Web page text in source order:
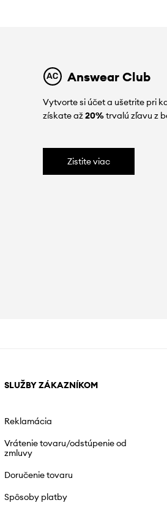
Answear Club
Vytvorte si účet a ušetrite pri
získate až20%trvalú zľavu z
Zistite viac
SLUŽBY ZÁKAZNÍKOM
Reklamácia
Vrátenie tovaru/odstúpenie od
zmluvy
Doručenie tovaru
Spôsoby platby